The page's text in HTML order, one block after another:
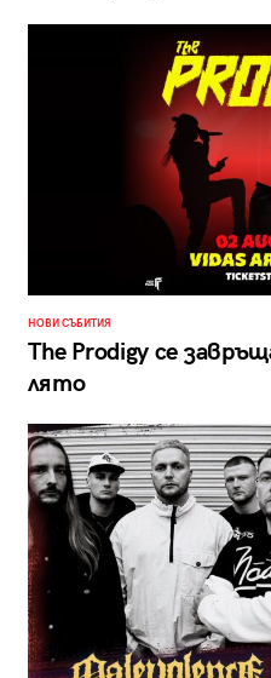
НОВИ СЪБИТИЯ
The Prodigy се
лято